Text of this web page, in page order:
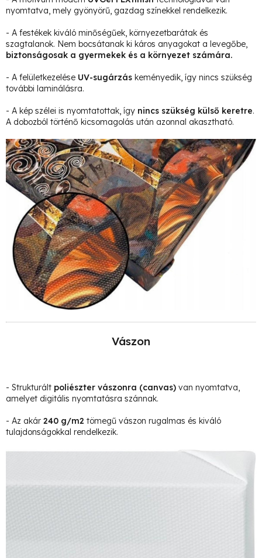
nyomtatva, mely gyönyörű, gazdag színekkel rendelkezik.
- A festékek kiváló minőségűek, környezetbarátak és
szagtalanok. Nem bocsátanak ki káros anyagokat a levegőbe,
biztonságosak a gyermekek és a környezet számára.
- A felületkezelése UV-sugárzás keményedik, így nincs szükség
további laminálásra.
- A kép szélei is nyomtatottak, így nincs szükség külső keretre.
A dobozból történő kicsomagolás után azonnal akasztható.
Vászon
- Strukturált poliészter vászonra (canvas) van nyomtatva,
amelyet digitális nyomtatásra szánnak.
- Az akár 240 g/m2 tömegű vászon rugalmas és kiváló
tulajdonságokkal rendelkezik.